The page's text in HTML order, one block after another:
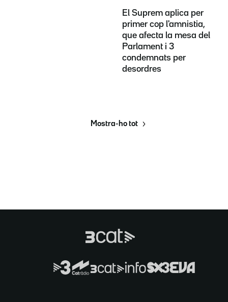
El Suprem aplica per
primer cop l'amnistia,
que afecta la mesa del
Parlament i 3
condemnats per
desordres
Mostra-ho tot